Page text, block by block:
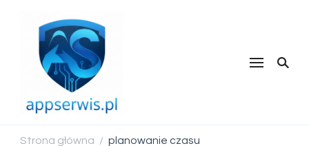
Strona główna / planowanie czasu